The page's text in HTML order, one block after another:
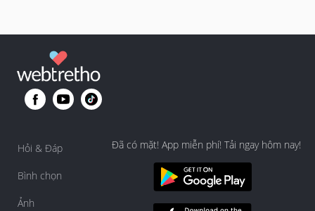
Hỏi & Đáp
Bình chọn
Ảnh
Đã có mặt! App miễn phí! Tải ngay hôm nay!